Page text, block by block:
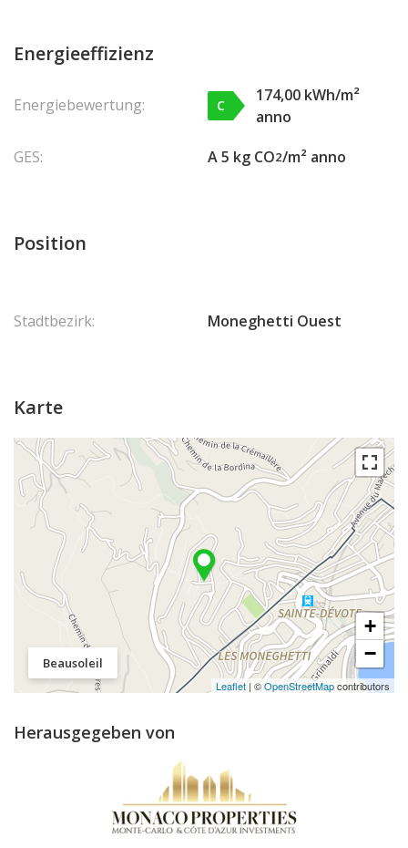
Energieeffizienz
Energiebewertung: C
174,00 kWh/m²
anno
GES:
A 5 kg CO2/m² anno
Position
Stadtbezirk: Moneghetti Ouest
Karte
Beausoleil
+
−
Leaflet | ©OpenStreetMapcontributors
Herausgegeben von